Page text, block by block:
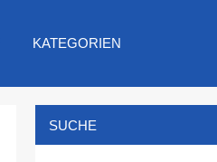
KATEGORIEN
SUCHE